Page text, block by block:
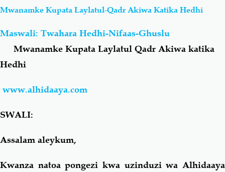
Shirki & Kufru Bid-'ah (Uzushi)
Fataawa Za Ulamaa
Akhlaaq-Aadaab Raqaaiq
Mwanamke Kupata Laylatul-Qadr Akiwa Katika Hedhi
Maswali: Twahara Hedhi-Nifaas-Ghuslu
Mwanamke Kupata Laylatul Qadr Akiwa katika
Hedhi
www.alhidaaya.com
SWALI:
Assalam aleykum,
Kwanza natoa pongezi kwa uzinduzi wa Alhidaaya